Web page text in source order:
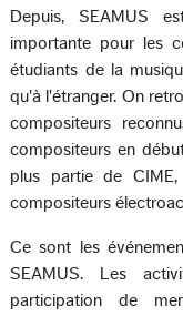
Depuis, SEAMUS
importante pour les
étudiants de la
qu'à l'étranger. On
compositeurs
compositeurs en
plus partie de
compositeurs
Ce sont les
SEAMUS. Les
participation de